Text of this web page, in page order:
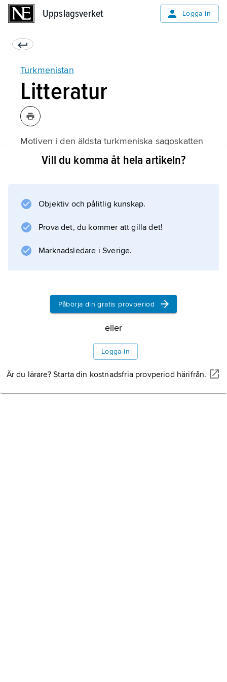
Uppslagsverket Logga in
Turkmenistan
Litteratur
Motiven i den äldsta turkmeniska sago­skatten
är gemensamma för de turkiska och iranska
versberättelsen är ”Kör-oglu” (’Den blindes
son’, 1500–1600-talen), med en folkets
turkmeniska ordkonst
Information om artikeln
Vill du komma åt hela artikeln?
Objektiv och pålitlig kunskap.
Prova det, du kommer att gilla det!
Marknadsledare i Sverige.
Påbörja din gratis provperiod
eller
Logga in
Är du lärare? Starta din kostnadsfria provperiod härifrån.